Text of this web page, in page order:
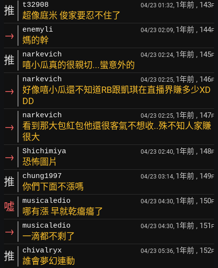
推 t32908 04/23 01:32, 1年前 , 143F
超像庭米 俊家要忍不住了
→ enemyli 04/23 02:09, 1年前 , 144F
媽的幹
推 narkevich 04/23 02:24, 1年前 , 145F
嘻小瓜真的很親切...蠻意外的
→
narkevich 04/23 02:25, 1年前 , 146F
好像嘻小瓜還不知道RB跟凱琪在直播界賺多少XD
DD
→
narkevich 04/23 02:25, 1年前 , 147F
看到那大包紅包他還很客氣不想收..殊不知人家賺
很大
→ Shichimiya 04/23 02:40, 1年前 , 148F
恐怖圖片
推 chung1997 04/23 03:14, 1年前 , 149F
你們下面不漲嗎
噓 musicaledio 04/23 04:30, 1年前 , 150F
哪有漲 早就乾癟癟了
→ musicaledio 04/23 04:30, 1年前 , 151 F
一滴都不剩了
推 chivalryx 04/23 05:36, 1年前 , 152F
誰會夢幻連動